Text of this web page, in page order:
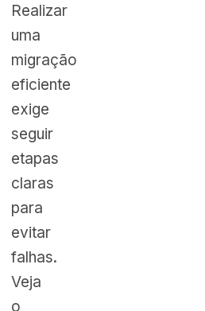
Realizar
uma
migração
eficiente
exige
seguir
etapas
claras
para
evitar
falhas.
Veja
o